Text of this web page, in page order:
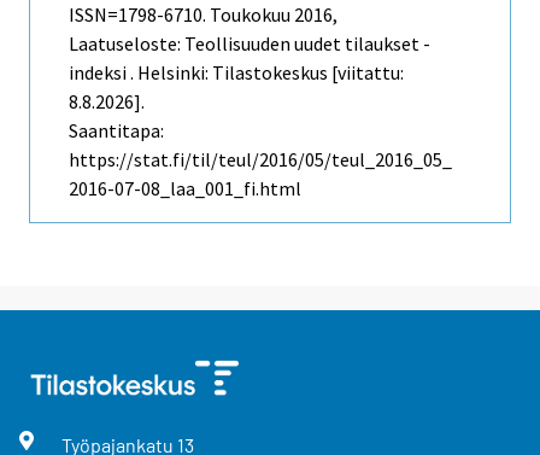
ISSN=1798-6710. Toukokuu 2016,
Laatuseloste: Teollisuuden uudet tilaukset -
indeksi . Helsinki: Tilastokeskus [viitattu:
8.8.2026].
Saantitapa:
https://stat.fi/til/teul/2016/05/teul_2016_05_
2016-07-08_laa_001_fi.html
Työpajankatu 13